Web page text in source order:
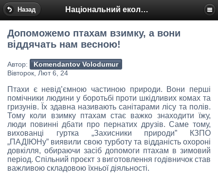
Назад Національний еколого-натуралістичний центр
Допоможемо птахам взимку, а вони
віддячать нам весною!
Автор:
Komendantov Volodumur
Вівторок, Лют 6, 24
Птахи є невід’ємною частиною природи. Вони перші
помічники людини у боротьбі проти шкідливих комах та
гризунів. Їх здавна називають санітарами лісу та полів.
Тому коли взимку птахам стає важко знаходити їжу,
люди повинні дбати про пернатих друзів. Саме тому,
вихованці гуртка „Захисники природи” КЗПО
„ПАДІЮНу” виявили свою турботу та відданість охороні
довкілля, обираючи засіб допомоги птахам в зимовий
період. Спільний проєкт з виготовлення годівничок став
важливою складовою їхньої діяльності.